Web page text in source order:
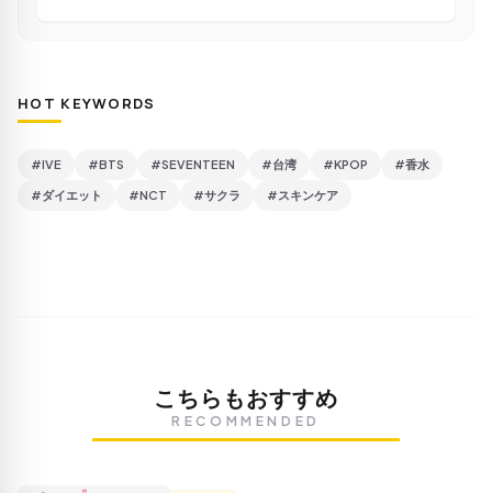
HOT KEYWORDS
#IVE #BTS #SEVENTEEN #台湾 #KPOP #香水
#ダイエット #NCT #サクラ #スキンケア
こちらもおすすめ
RECOMMENDED